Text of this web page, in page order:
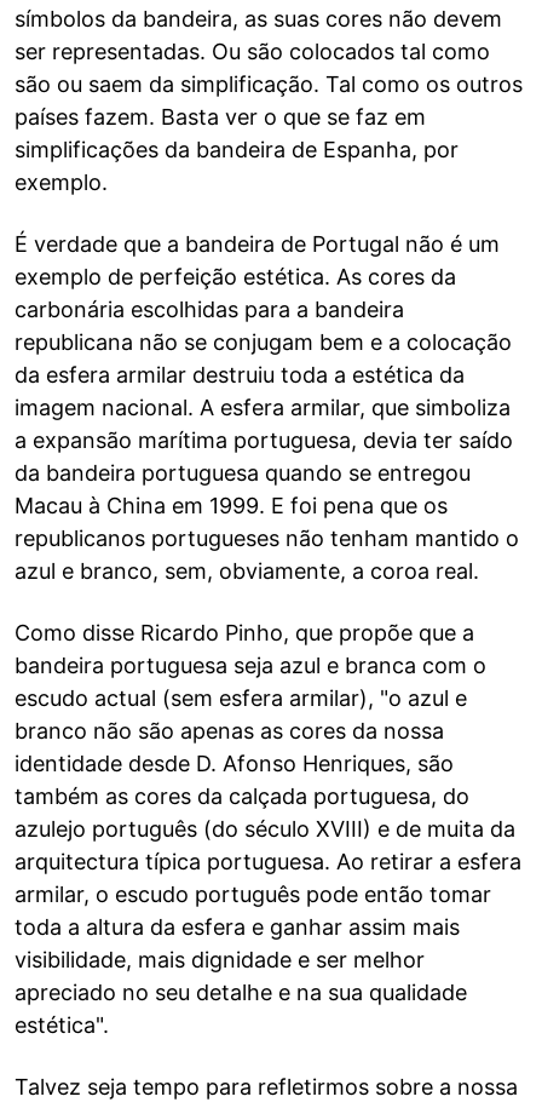
símbolos da bandeira, as suas cores não devem
ser representadas. Ou são colocados tal como
são ou saem da simplificação. Tal como os outros
países fazem. Basta ver o que se faz em
simplificações da bandeira de Espanha, por
exemplo.
É verdade que a bandeira de Portugal não é um
exemplo de perfeição estética. As cores da
carbonária escolhidas para a bandeira
republicana não se conjugam bem e a colocação
da esfera armilar destruiu toda a estética da
imagem nacional. A esfera armilar, que simboliza
a expansão marítima portuguesa, devia ter saído
da bandeira portuguesa quando se entregou
Macau à China em 1999. E foi pena que os
republicanos portugueses não tenham mantido o
azul e branco, sem, obviamente, a coroa real.
Como disse Ricardo Pinho, que propõe que a
bandeira portuguesa seja azul e branca com o
escudo actual (sem esfera armilar), "o azul e
branco não são apenas as cores da nossa
identidade desde D. Afonso Henriques, são
também as cores da calçada portuguesa, do
azulejo português (do século XVIII) e de muita da
arquitectura típica portuguesa. Ao retirar a esfera
armilar, o escudo português pode então tomar
toda a altura da esfera e ganhar assim mais
visibilidade, mais dignidade e ser melhor
apreciado no seu detalhe e na sua qualidade
estética".
Talvez seja tempo para refletirmos sobre a nossa